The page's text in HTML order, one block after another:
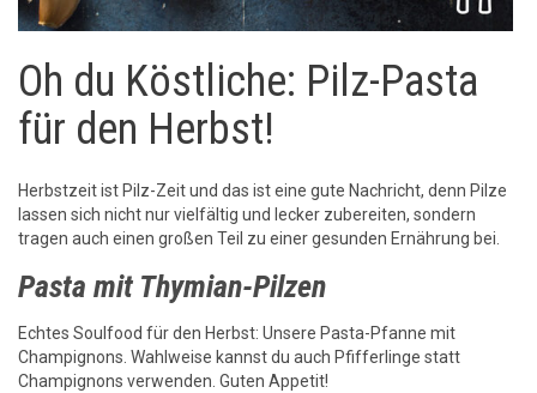
Oh du Köstliche: Pilz-Pasta
für den Herbst!
Herbstzeit ist Pilz-Zeit und das ist eine gute Nachricht, denn Pilze
lassen sich nicht nur vielfältig und lecker zubereiten, sondern
tragen auch einen großen Teil zu einer gesunden Ernährung bei.
Pasta mit Thymian-Pilzen
Echtes Soulfood für den Herbst: Unsere Pasta-Pfanne mit
Champignons. Wahlweise kannst du auch Pfifferlinge statt
Champignons verwenden. Guten Appetit!